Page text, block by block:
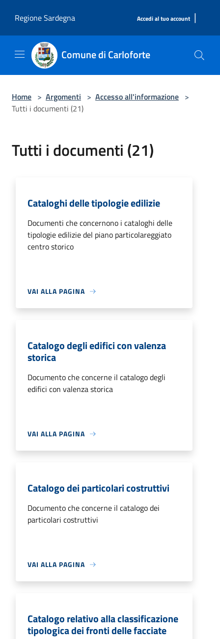
Regione Sardegna
Accedi al tuo account |
Comune di Carloforte
Home > Argomenti > Accesso all'informazione >
Tutti i documenti (21)
Tutti i documenti (21)
Cataloghi delle tipologie edilizie
Documenti che concernono i cataloghi delle
tipologie edilizie del piano particolareggiato
centro storico
VAI ALLA PAGINA
Catalogo degli edifici con valenza
storica
Documento che concerne il catalogo degli
edifici con valenza storica
VAI ALLA PAGINA
Catalogo dei particolari costruttivi
Documento che concerne il catalogo dei
particolari costruttivi
VAI ALLA PAGINA
Catalogo relativo alla classificazione
tipologica dei fronti delle facciate